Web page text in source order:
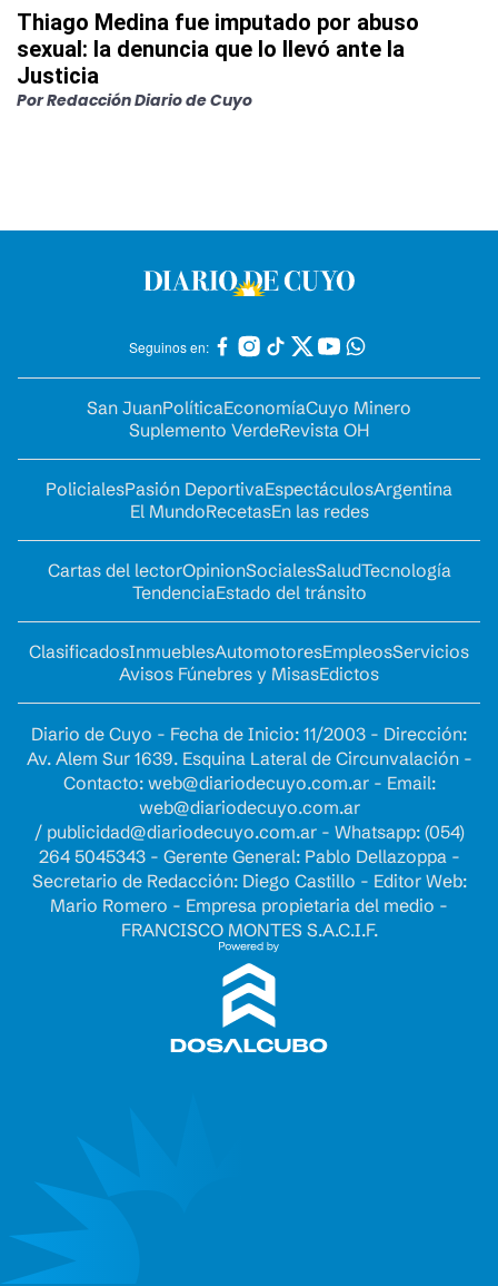
Thiago Medina fue imputado por abuso
sexual: la denuncia que lo llevó ante la
Justicia
PorRedacción Diario de Cuyo
Seguinos en:
San JuanPolíticaEconomíaCuyo Minero
Suplemento VerdeRevista OH
PolicialesPasión DeportivaEspectáculosArgentina
El MundoRecetasEn las redes
Cartas del lectorOpinionSocialesSaludTecnología
TendenciaEstado del tránsito
ClasificadosInmueblesAutomotoresEmpleosServicios
Avisos Fúnebres y MisasEdictos
Diario de Cuyo - Fecha de Inicio: 11/2003 - Dirección:
Av. Alem Sur 1639. Esquina Lateral de Circunvalación -
Contacto: web@diariodecuyo.com.ar- Email:
web@diariodecuyo.com.ar
/ publicidad@diariodecuyo.com.ar- Whatsapp: (054)
264 5045343 - Gerente General: Pablo Dellazoppa -
Secretario de Redacción: Diego Castillo - Editor Web:
Mario Romero - Empresa propietaria del medio -
FRANCISCO MONTES S.A.C.I.F.